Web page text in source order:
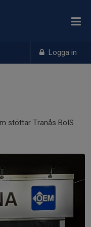
Logga in
stöttar Tranås BoIS